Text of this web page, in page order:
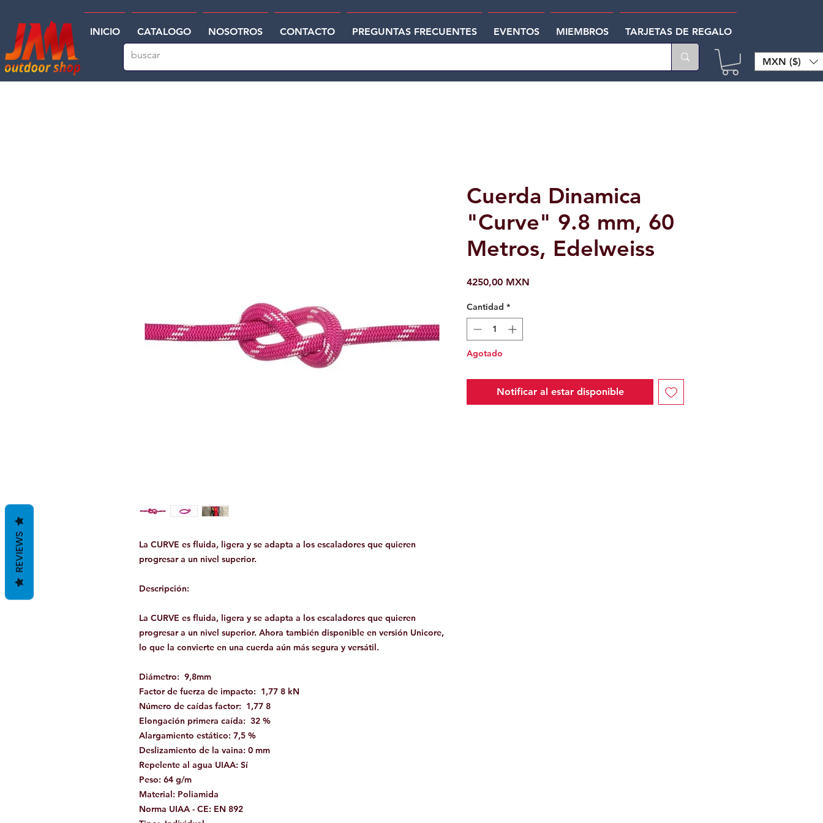
INICIO CATALOGO NOSOTROS CONTACTO PREGUNTAS FRECUENTES EVENTOS MIEMBROS TARJETAS DE REGALO
MXN ($)
La CURVE es fluida, ligera y se adapta a los escaladores que quieren
progresar a un nivel superior.
Descripción:
La CURVE es fluida, ligera y se adapta a los escaladores que quieren
progresar a un nivel superior. Ahora también disponible en versión Unicore,
lo que la convierte en una cuerda aún más segura y versátil.
Diámetro: 9,8mm
Factor de fuerza de impacto: 1,77 8 kN
Número de caídas factor: 1,77 8
Elongación primera caída: 32 %
Alargamiento estático: 7,5 %
Deslizamiento de la vaina: 0 mm
Repelente al agua UIAA: Sí
Peso: 64 g/m
Material: Poliamida
Norma UIAA - CE: EN 892
Cuerda Dinamica
"Curve" 9.8 mm, 60
Metros, Edelweiss
4250,00 MXN
Cantidad *
Agotado
Notificar al estar disponible
REVIEWS